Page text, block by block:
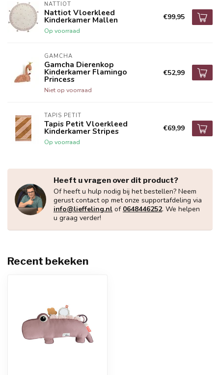
NATTIOT
Nattiot Vloerkleed
Kinderkamer Mallen
Op voorraad
€99,95
GAMCHA
Gamcha Dierenkop
Kinderkamer Flamingo
Princess
Niet op voorraad
€52,99
TAPIS PETIT
Tapis Petit Vloerkleed
Kinderkamer Stripes
Op voorraad
€69,99
Heeft u vragen over dit product?
Of heeft u hulp nodig bij het bestellen? Neem
gerust contact op met onze supportafdeling via
info@lieffeling.nl of 0648446252. We helpen
u graag verder!
Recent bekeken